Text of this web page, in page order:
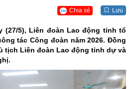
Chia sẻ Lưu
(27/5), Liên đoàn Lao động tỉnh tổ
tác Công đoàn năm 2026. Đồng
tịch Liên đoàn Lao động tỉnh dự và